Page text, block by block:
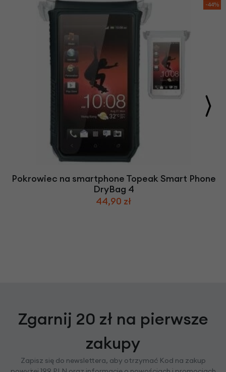
-44%
Pokrowiec na smartphone Topeak Smart Phone
DryBag 4
44,90 zł
Zgarnij 20 zł na pierwsze
zakupy
Zapisz się do newslettera, aby otrzymać Kod na zakup